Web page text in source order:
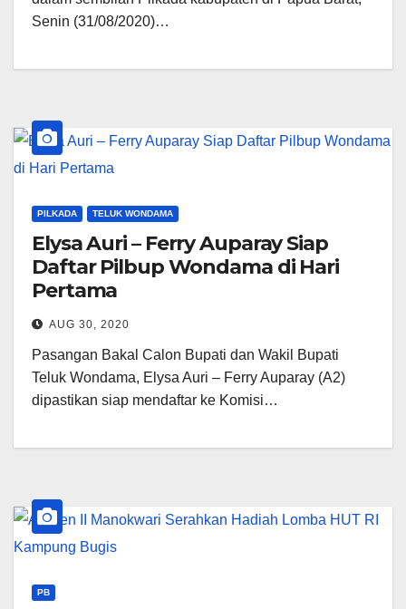
Senin (31/08/2020)…
PILKADA TELUK WONDAMA
Elysa Auri – Ferry Auparay Siap
Daftar Pilbup Wondama di Hari
Pertama
AUG 30, 2020
Pasangan Bakal Calon Bupati dan Wakil Bupati
Teluk Wondama, Elysa Auri – Ferry Auparay (A2)
dipastikan siap mendaftar ke Komisi…
PB